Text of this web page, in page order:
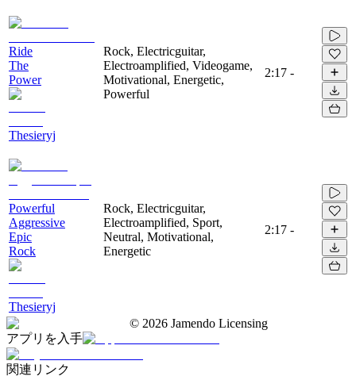
Ride
The
Power
Thesieryj
Rock, Electricguitar,
Electroamplified, Videogame,
Motivational, Energetic,
Powerful
2:17 -
Powerful
Aggressive
Epic
Rock
Thesieryj
Rock, Electricguitar,
Electroamplified, Sport,
Neutral, Motivational,
Energetic
2:17 -
© 2026 Jamendo Licensing
アプリを入手
関連リンク